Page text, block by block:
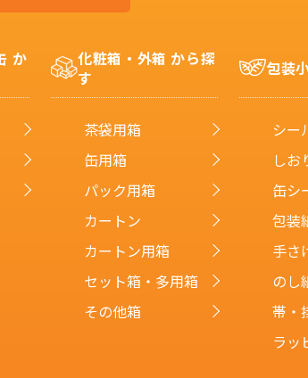
か
化粧箱・外箱 から探
す
茶袋用箱
缶用箱
パック用箱
カートン
カートン用箱
セット箱・多用箱
その他箱
包装
シー
しお
缶シ
包装
手さ
のし
帯・
ラッ